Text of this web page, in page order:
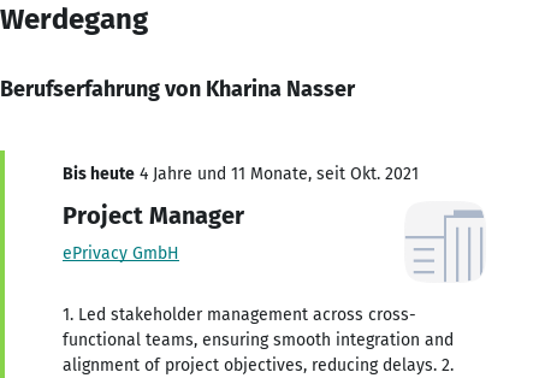
Werdegang
Berufserfahrung von Kharina Nasser
Bis heute 4 Jahre und 11 Monate, seit Okt. 2021
Project Manager
ePrivacy GmbH
1. Led stakeholder management across cross-
functional teams, ensuring smooth integration and
alignment of project objectives, reducing delays. 2.